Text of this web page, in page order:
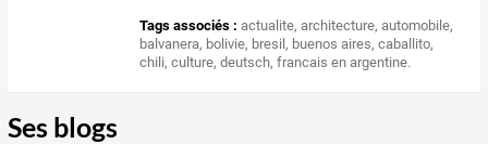
Tags associés : actualite,architecture,automobile,
balvanera, bolivie, bresil, buenos aires,caballito,
chili,culture,deutsch,francais en argentine.
Ses blogs